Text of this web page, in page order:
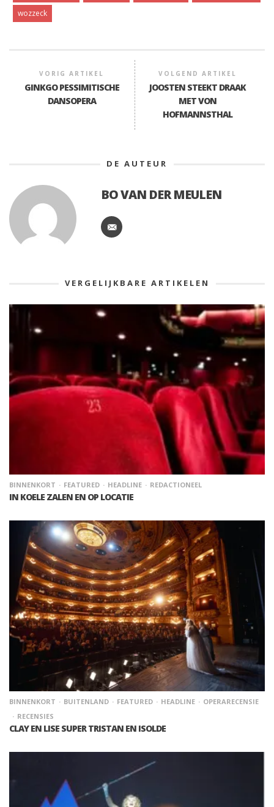
wozzeck
VORIG ARTIKEL
GINKGO PESSIMITISCHE
DANSOPERA
VOLGEND ARTIKEL
JOOSTEN STEEKT DRAAK
MET VON
HOFMANNSTHAL
DE AUTEUR
BO VAN DER MEULEN
VERGELIJKBARE ARTIKELEN
BINNENKORT FEATURED HEADLINE REDACTIONEEL
IN KOELE ZALEN EN OP LOCATIE
BINNENKORT BUITENLAND FEATURED HEADLINE
OPERARECENSIE
RECENSIES
CLAY EN LISE SUPER TRISTAN EN ISOLDE